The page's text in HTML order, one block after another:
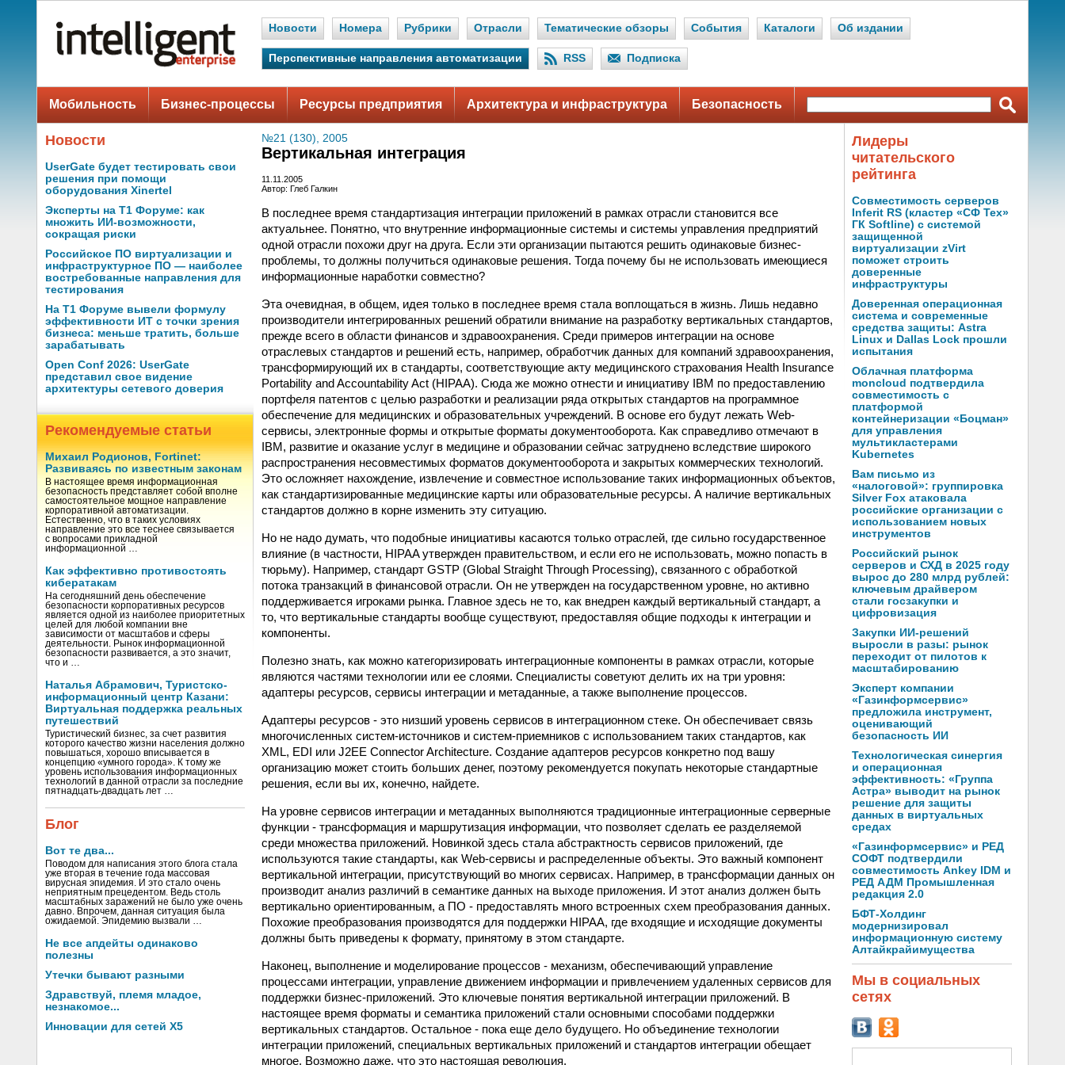
Новости Номера Рубрики Отрасли Тематические обзоры События Каталоги Об издании
Перспективные направления автоматизации RSS Подписка
Мобильность Бизнес-процессы Ресурсы предприятия Архитектура и инфраструктура Безопасность
Новости
UserGate будет тестировать свои
решения при помощи
оборудования Xinertel
Эксперты на Т1 Форуме: как
множить ИИ-возможности,
сокращая риски
Российское ПО виртуализации и
инфраструктурное ПО — наиболее
востребованные направления для
тестирования
На Т1 Форуме вывели формулу
эффективности ИТ с точки зрения
бизнеса: меньше тратить, больше
зарабатывать
Open Conf 2026: UserGate
представил свое видение
архитектуры сетевого доверия
Рекомендуемые статьи
Михаил Родионов, Fortinet:
Развиваясь по известным законам
В настоящее время информационная
безопасность представляет собой вполне
самостоятельное мощное направление
корпоративной автоматизации.
Естественно, что в таких условиях
направление это все теснее связывается
с вопросами прикладной
информационной …
Как эффективно противостоять
кибератакам
На сегодняшний день обеспечение
безопасности корпоративных ресурсов
является одной из наиболее приоритетных
целей для любой компании вне
зависимости от масштабов и сферы
деятельности. Рынок информационной
безопасности развивается, а это значит,
что и …
Наталья Абрамович, Туристско-
информационный центр Казани:
Виртуальная поддержка реальных
путешествий
Туристический бизнес, за счет развития
которого качество жизни населения должно
повышаться, хорошо вписывается в
концепцию «умного города». К тому же
уровень использования информационных
технологий в данной отрасли за последние
пятнадцать-двадцать лет …
Блог
Вот те два...
Поводом для написания этого блога стала
уже вторая в течение года массовая
вирусная эпидемия. И это стало очень
неприятным прецедентом. Ведь столь
масштабных заражений не было уже очень
давно. Впрочем, данная ситуация была
ожидаемой. Эпидемию вызвали …
Не все апдейты одинаково
полезны
Утечки бывают разными
Здравствуй, племя младое,
незнакомое...
Инновации для сетей X5
№21 (130), 2005
Вертикальная интеграция
11.11.2005
Автор: Глеб Галкин
В последнее время стандартизация интеграции приложений в рамках отрасли становится все
актуальнее. Понятно, что внутренние информационные системы и системы управления предприятий
одной отрасли похожи друг на друга. Если эти организации пытаются решить одинаковые бизнес-
проблемы, то должны получиться одинаковые решения. Тогда почему бы не использовать имеющиеся
информационные наработки совместно?
Эта очевидная, в общем, идея только в последнее время стала воплощаться в жизнь. Лишь недавно
производители интегрированных решений обратили внимание на разработку вертикальных стандартов,
прежде всего в области финансов и здравоохранения. Среди примеров интеграции на основе
отраслевых стандартов и решений есть, например, обработчик данных для компаний здравоохранения,
трансформирующий их в стандарты, соответствующие акту медицинского страхования Health Insurance
Portability and Accountability Act (HIPAA). Сюда же можно отнести и инициативу IBM по предоставлению
портфеля патентов с целью разработки и реализации ряда открытых стандартов на программное
обеспечение для медицинских и образовательных учреждений. В основе его будут лежать Web-
сервисы, электронные формы и открытые форматы документооборота. Как справедливо отмечают в
IBM, развитие и оказание услуг в медицине и образовании сейчас затруднено вследствие широкого
распространения несовместимых форматов документооборота и закрытых коммерческих технологий.
Это осложняет нахождение, извлечение и совместное использование таких информационных объектов,
как стандартизированные медицинские карты или образовательные ресурсы. А наличие вертикальных
стандартов должно в корне изменить эту ситуацию.
Но не надо думать, что подобные инициативы касаются только отраслей, где сильно государственное
влияние (в частности, HIPAA утвержден правительством, и если его не использовать, можно попасть в
тюрьму). Например, стандарт GSTP (Global Straight Through Processing), связанного с обработкой
потока транзакций в финансовой отрасли. Он не утвержден на государственном уровне, но активно
поддерживается игроками рынка. Главное здесь не то, как внедрен каждый вертикальный стандарт, а
то, что вертикальные стандарты вообще существуют, предоставляя общие подходы к интеграции и
компоненты.
Полезно знать, как можно категоризировать интеграционные компоненты в рамках отрасли, которые
являются частями технологии или ее слоями. Специалисты советуют делить их на три уровня:
адаптеры ресурсов, сервисы интеграции и метаданные, а также выполнение процессов.
Адаптеры ресурсов - это низший уровень сервисов в интеграционном стеке. Он обеспечивает связь
многочисленных систем-источников и систем-приемников с использованием таких стандартов, как
XML, EDI или J2EE Connector Architecture. Создание адаптеров ресурсов конкретно под вашу
организацию может стоить больших денег, поэтому рекомендуется покупать некоторые стандартные
решения, если вы их, конечно, найдете.
На уровне сервисов интеграции и метаданных выполняются традиционные интеграционные серверные
функции - трансформация и маршрутизация информации, что позволяет сделать ее разделяемой
среди множества приложений. Новинкой здесь стала абстрактность сервисов приложений, где
используются такие стандарты, как Web-сервисы и распределенные объекты. Это важный компонент
вертикальной интеграции, присутствующий во многих сервисах. Например, в трансформации данных он
производит анализ различий в семантике данных на выходе приложения. И этот анализ должен быть
вертикально ориентированным, а ПО - предоставлять много встроенных схем преобразования данных.
Похожие преобразования производятся для поддержки HIPAA, где входящие и исходящие документы
должны быть приведены к формату, принятому в этом стандарте.
Наконец, выполнение и моделирование процессов - механизм, обеспечивающий управление
процессами интеграции, управление движением информации и привлечением удаленных сервисов для
поддержки бизнес-приложений. Это ключевые понятия вертикальной интеграции приложений. В
настоящее время форматы и семантика приложений стали основными способами поддержки
вертикальных стандартов. Остальное - пока еще дело будущего. Но объединение технологии
интеграции приложений, специальных вертикальных приложений и стандартов интеграции обещает
многое. Возможно даже, что это настоящая революция.
Лидеры
читательского
рейтинга
Совместимость серверов
Inferit RS (кластер «СФ Тех»
ГК Softline) с системой
защищенной
виртуализации zVirt
поможет строить
доверенные
инфраструктуры
Доверенная операционная
система и современные
средства защиты: Astra
Linux и Dallas Lock прошли
испытания
Облачная платформа
moncloud подтвердила
совместимость с
платформой
контейнеризации «Боцман»
для управления
мультикластерами
Kubernetes
Вам письмо из
«налоговой»: группировка
Silver Fox атаковала
российские организации с
использованием новых
инструментов
Российский рынок
серверов и СХД в 2025 году
вырос до 280 млрд рублей:
ключевым драйвером
стали госзакупки и
цифровизация
Закупки ИИ-решений
выросли в разы: рынок
переходит от пилотов к
масштабированию
Эксперт компании
«Газинформсервис»
предложила инструмент,
оценивающий
безопасность ИИ
Технологическая синергия
и операционная
эффективность: «Группа
Астра» выводит на рынок
решение для защиты
данных в виртуальных
средах
«Газинформсервис» и РЕД
СОФТ подтвердили
совместимость Ankey IDM и
РЕД АДМ Промышленная
редакция 2.0
БФТ-Холдинг
модернизировал
информационную систему
Алтайкрайимущества
Мы в социальных
сетях